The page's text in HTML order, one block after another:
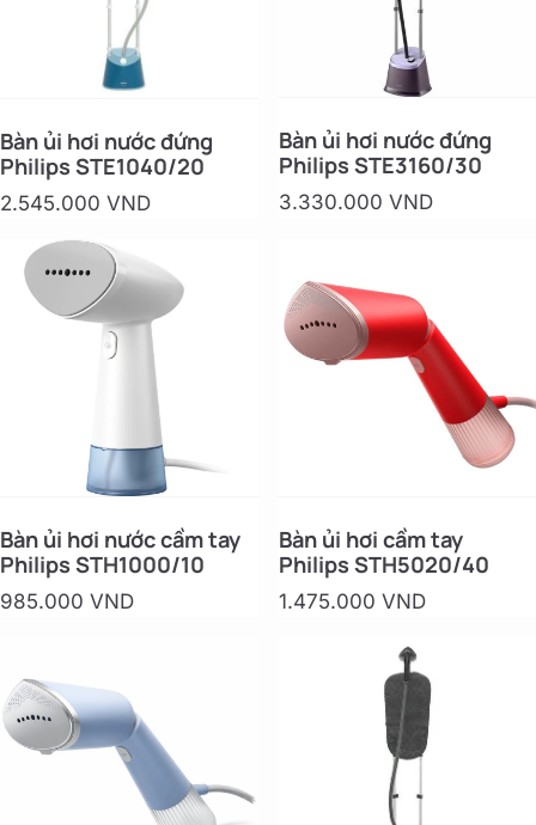
Bàn ủi hơi nước đứng
Philips STE1040/20
2.545.000 VND
Bàn ủi hơi nước đứng
Philips STE3160/30
3.330.000 VND
Bàn ủi hơi nước cầm tay
Philips STH1000/10
985.000 VND
Bàn ủi hơi cầm tay
Philips STH5020/40
1.475.000 VND